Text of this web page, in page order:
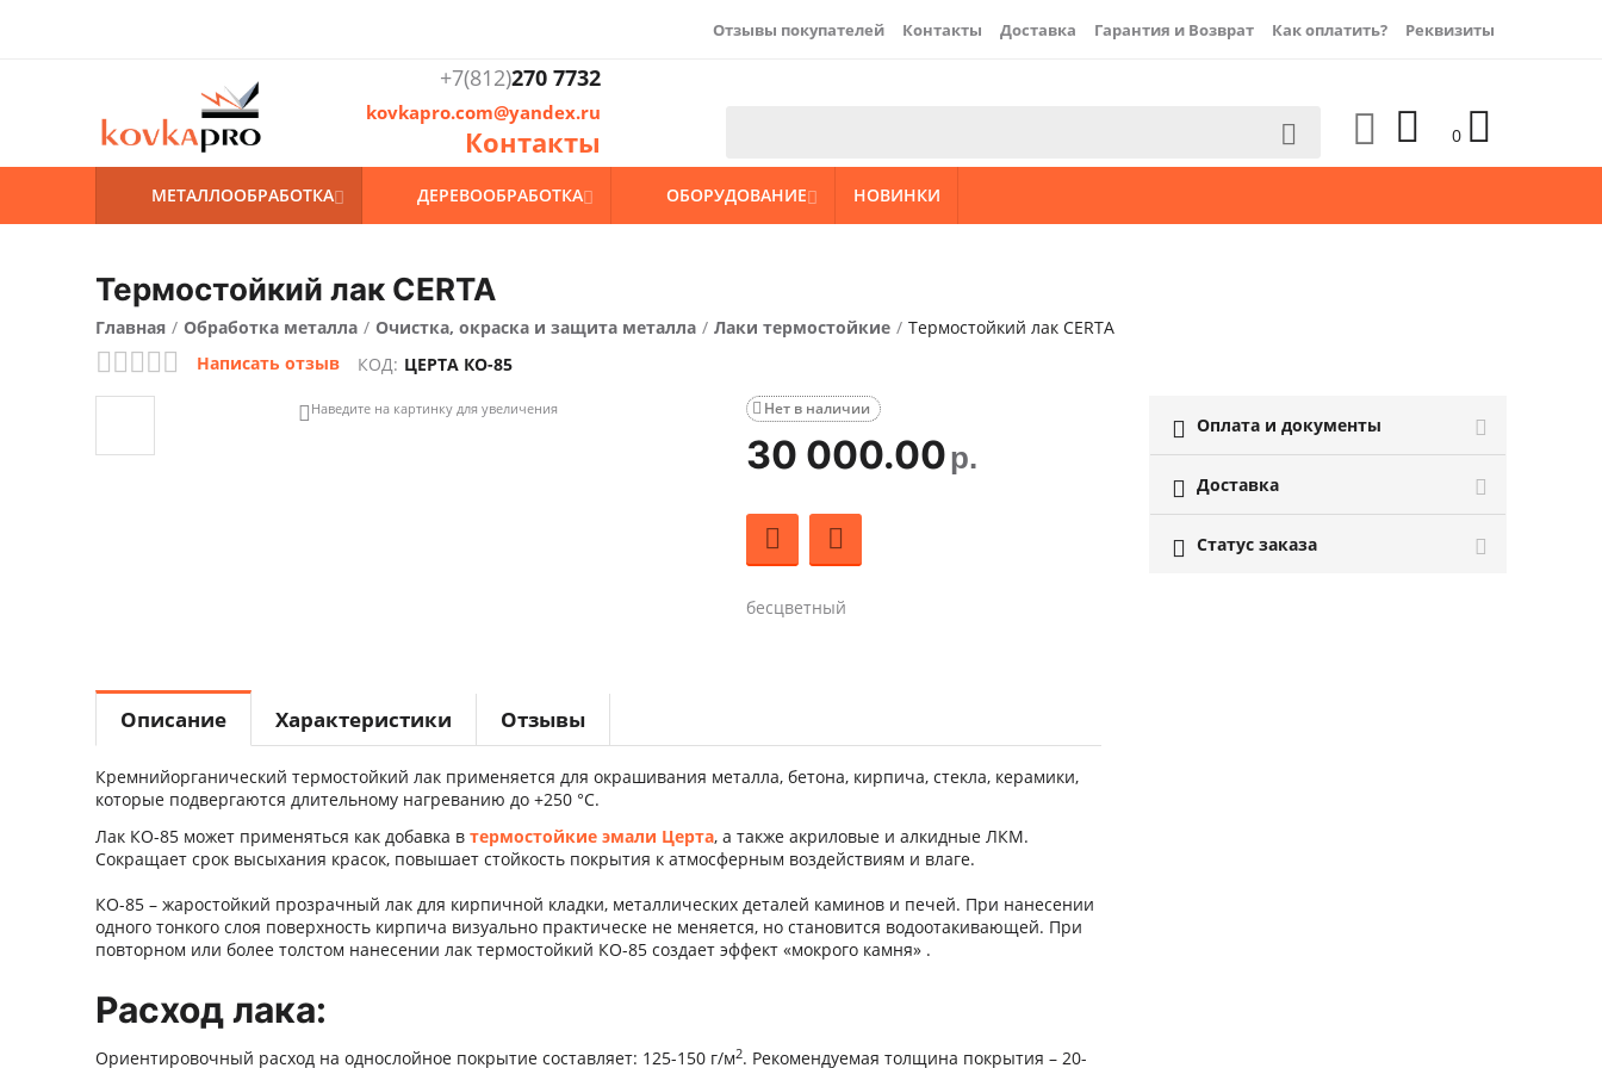
Отзывы покупателей Контакты Доставка Гарантия и Возврат Как оплатить? Реквизиты
+7(812)270 7732
kovkapro.com@yandex.ru
Контакты 0 



МЕТАЛЛООБРАБОТКА ДЕРЕВООБРАБОТКА ОБОРУДОВАНИЕ НОВИНКИ
Термостойкий лак CERTA
Главная / Обработка металла / Очистка, окраска и защита металла / Лаки термостойкие / Термостойкий лак CERTA
Написать отзыв
КОД: ЦЕРТА КО-85
 Наведите на картинку для увеличения Нет в наличии

30 000.00р.
бесцветный
 Оплата и документы
 Доставка
 Статус заказа
Описание Характеристики Отзывы
Кремнийорганический термостойкий лак применяется для окрашивания металла, бетона, кирпича, стекла, керамики,
которые подвергаются длительному нагреванию до +250 °С.
Лак КО-85 может применяться как добавка в термостойкие эмали Церта, а также акриловые и алкидные ЛКМ.
Сокращает срок высыхания красок, повышает стойкость покрытия к атмосферным воздействиям и влаге.
КО-85 – жаростойкий прозрачный лак для кирпичной кладки, металлических деталей каминов и печей. При нанесении
одного тонкого слоя поверхность кирпича визуально практическе не меняется, но становится водоотакивающей. При
повторном или более толстом нанесении лак термостойкий КО-85 создает эффект «мокрого камня» .
Расход лака:
Ориентировочный расход на однослойное покрытие составляет: 125-150 г/м2. Рекомендуемая толщина покрытия – 20-